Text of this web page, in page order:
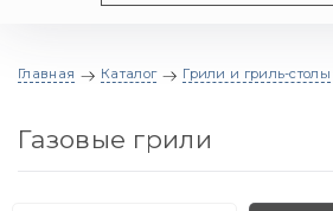
Главная Каталог Грили и гриль-столы
Газовые грили